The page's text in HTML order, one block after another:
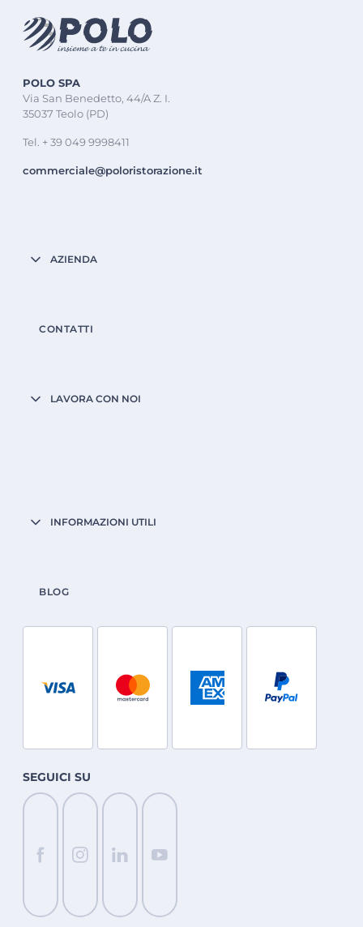
POLO SPA
Via San Benedetto, 44/A Z. I.
35037 Teolo (PD)
Tel. + 39 049 9998411
commerciale@poloristorazione.it
AZIENDA
CONTATTI
LAVORA CON NOI
INFORMAZIONI UTILI
BLOG
SEGUICI SU